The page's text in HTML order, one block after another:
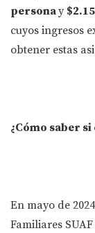
personay
cuyos ingresos
obtener estas
¿Cómo saber si
En mayo de
Familiares